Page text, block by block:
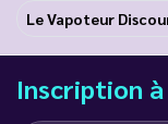
Le Vapoteur
Inscription